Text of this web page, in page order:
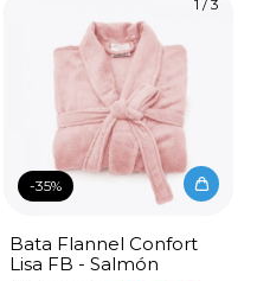
1 /3
-35%
Bata Flannel Confort
Lisa FB - Salmón